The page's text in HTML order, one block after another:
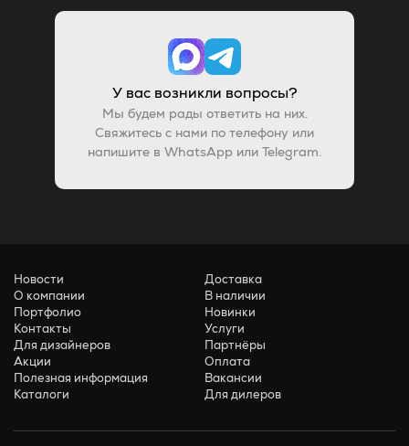
У вас возникли вопросы?
Мы будем рады ответить на них.
Свяжитесь с нами по телефону или
напишите в WhatsApp или Telegram.
Новости
О компании
Портфолио
Контакты
Для дизайнеров
Акции
Полезная информация
Каталоги
Доставка
В наличии
Новинки
Услуги
Партнёры
Оплата
Вакансии
Для дилеров